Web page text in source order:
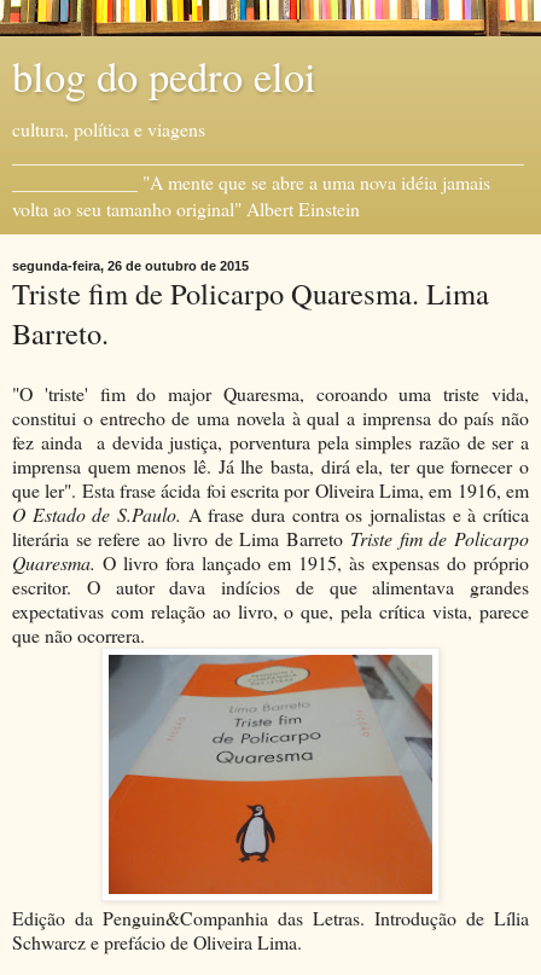
blog do pedro eloi
cultura, política e viagens
_____________ "A mente que se abre a uma nova idéia jamais
volta ao seu tamanho original" Albert Einstein
segunda-feira, 26 de outubro de 2015
Triste fim de Policarpo Quaresma. Lima
Barreto.
"O 'triste' fim do major Quaresma, coroando uma triste vida,
constitui o entrecho de uma novela à qual a imprensa do país não
fez ainda a devida justiça, porventura pela simples razão de ser a
imprensa quem menos lê. Já lhe basta, dirá ela, ter que fornecer o
que ler". Esta frase ácida foi escrita por Oliveira Lima, em 1916, em
O Estado de S.Paulo. A frase dura contra os jornalistas e à crítica
literária se refere ao livro de Lima Barreto Triste fim de Policarpo
Quaresma. O livro fora lançado em 1915, às expensas do próprio
escritor. O autor dava indícios de que alimentava grandes
expectativas com relação ao livro, o que, pela crítica vista, parece
que não ocorrera.
Edição da Penguin&Companhia das Letras. Introdução de Lília
Schwarcz e prefácio de Oliveira Lima.